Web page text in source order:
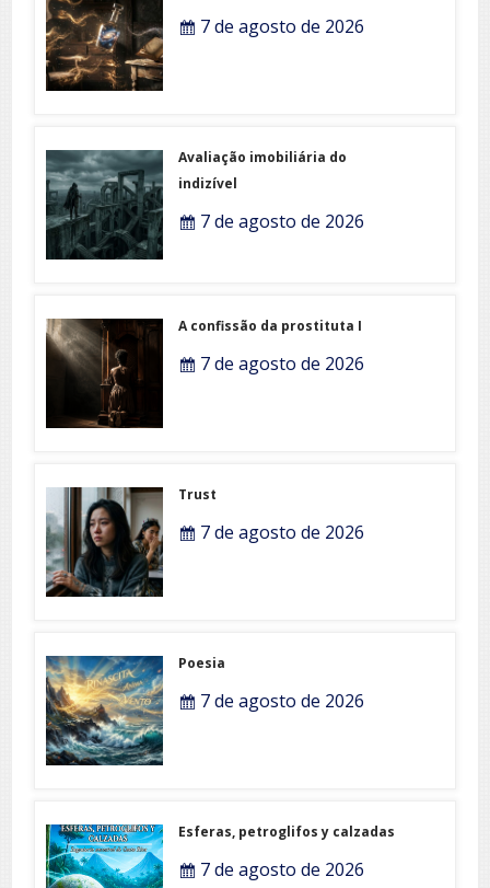
7 de agosto de 2026
Avaliação imobiliária do
indizível
7 de agosto de 2026
A confissão da prostituta I
7 de agosto de 2026
Trust
7 de agosto de 2026
Poesia
7 de agosto de 2026
Esferas, petroglifos y calzadas
7 de agosto de 2026